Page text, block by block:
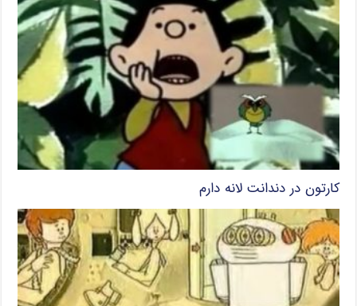
کارتون در دندانت لانه دارم